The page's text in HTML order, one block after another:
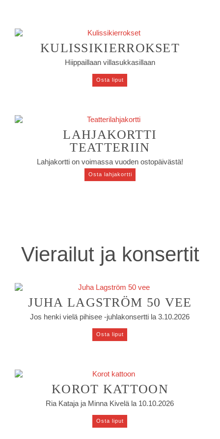
KULISSIKIERROKSET
Hiippaillaan villasukkasillaan
Osta liput
LAHJAKORTTI
TEATTERIIN
Lahjakortti on voimassa vuoden ostopäivästä!
Osta lahjakortti
Vierailut ja konsertit
JUHA LAGSTRÖM 50 VEE
Jos henki vielä pihisee -juhlakonsertti la 3.10.2026
Osta liput
KOROT KATTOON
Ria Kataja ja Minna Kivelä la 10.10.2026
Osta liput